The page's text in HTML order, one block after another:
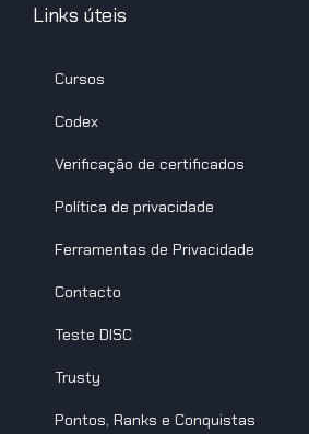
Links úteis
Cursos
Codex
Verificação de certificados
Política de privacidade
Ferramentas de Privacidade
Contacto
Teste DISC
Trusty
Pontos, Ranks e Conquistas